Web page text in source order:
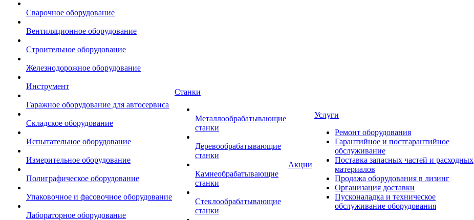
Сварочное оборудование
Вентиляционное оборудование
Строительное оборудование
Железнодорожное оборудование
Инструмент
Гаражное оборудование для автосервиса
Складское оборудование
Испытательное оборудование
Измерительное оборудование
Полиграфическое оборудование
Упаковочное и фасовочное оборудование
Лабораторное оборудование
Станки
Металлообрабатывающие
станки
Деревообрабатывающие
станки
Камнеобрабатывающие
станки
Стеклообрабатывающие
станки
Акции
Услуги
Ремонт оборудования
Гарантийное и постгарантийное
обслуживание
Поставка запасных частей и расходных
материалов
Продажа оборудования в лизинг
Организация доставки
Пусконаладка и техническое
обслуживание оборудования